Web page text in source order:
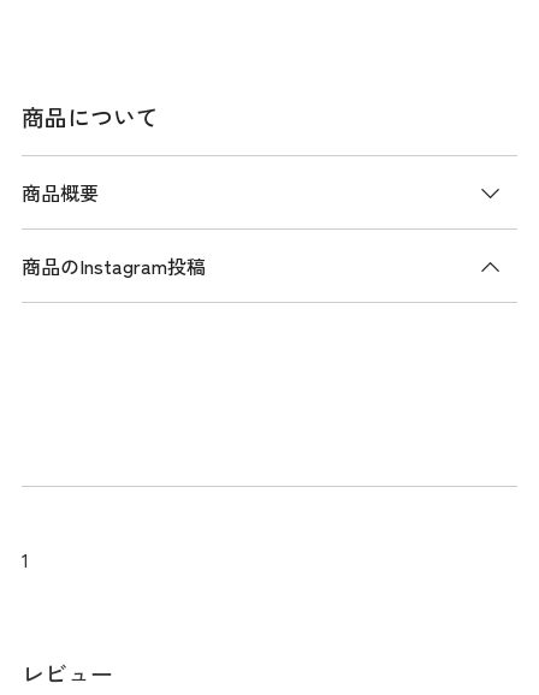
商品について
商品概要
商品説明
作ります。 衿元の配色、ロゴ、そしてキャンディーのような
ストレッチ性も備え、快適な着心地を提供します。
商品のInstagram投稿
1
レビュー